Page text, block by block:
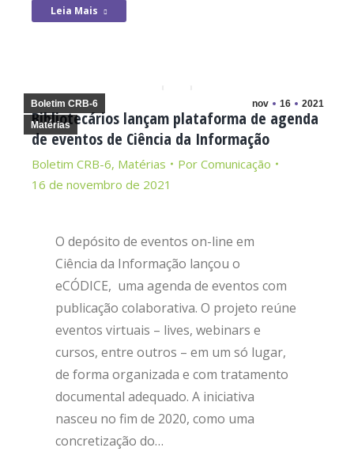
Leia Mais
nov 16 2021
Boletim CRB-6
Matérias
Bibliotecários lançam plataforma de agenda
de eventos de Ciência da Informação
Boletim CRB-6, Matérias Por Comunicação
16 de novembro de 2021
O depósito de eventos on-line em
Ciência da Informação lançou o
eCÓDICE, uma agenda de eventos com
publicação colaborativa. O projeto reúne
eventos virtuais – lives, webinars e
cursos, entre outros – em um só lugar,
de forma organizada e com tratamento
documental adequado. A iniciativa
nasceu no fim de 2020, como uma
concretização do…